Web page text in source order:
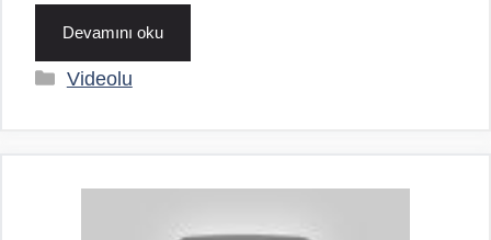
Devamını oku
Kategoriler
Videolu